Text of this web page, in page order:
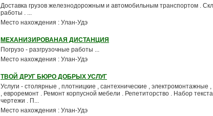
Доставка грузов железнодорожным и автомобильным транспортом .
работы . ...
Место нахождения : Улан-Удэ
МЕХАНИЗИРОВАНАЯ ДИСТАНЦИЯ
Погрузо - разгрузочные работы ...
Место нахождения : Улан-Удэ
ТВОЙ ДРУГ БЮРО ДОБРЫХ УСЛУГ
Услуги - столярные , плотницкие , сантехнические ,
, евроремонт . Ремонт корпусной мебели . Репетиторство . Набор
чертежи . П...
Место нахождения : Улан-Удэ